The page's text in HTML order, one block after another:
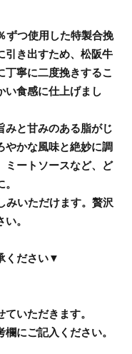
ずつ使用した特製合挽
引き出すため、松阪牛
寧に二度挽きするこ
い食感に仕上げまし
みと甘みのある脂がじ
やかな風味と絶妙に調
ミートソースなど、ど
みいただけます。贅沢
。
ください▼
いただきます。
にご記入ください。